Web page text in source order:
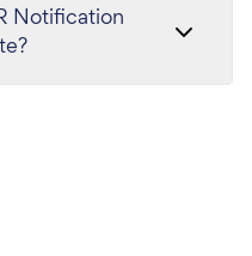
Notification